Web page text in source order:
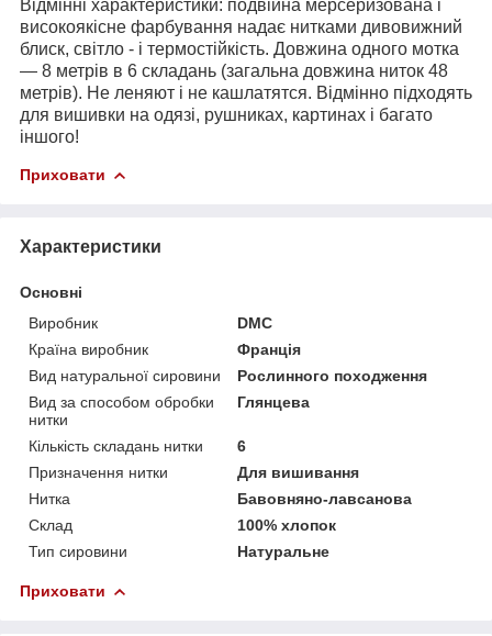
Відмінні характеристики: подвійна мерсеризована і
високоякісне фарбування надає нитками дивовижний
блиск, світло - і термостійкість. Довжина одного мотка
― 8 метрів в 6 складань (загальна довжина ниток 48
метрів). Не леняют і не кашлатятся. Відмінно підходять
для вишивки на одязі, рушниках, картинах і багато
іншого!
Приховати
Характеристики
Основні
Виробник
DMC
Країна виробник
Франція
Вид натуральної сировини
Рослинного походження
Вид за способом обробки
нитки
Глянцева
Кількість складань нитки
6
Призначення нитки
Для вишивання
Нитка
Бавовняно-лавсанова
Склад
100% хлопок
Тип сировини
Натуральне
Приховати